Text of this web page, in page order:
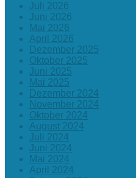
Juli 2026
Juni 2026
Mai 2026
April 2026
Dezember 2025
Oktober 2025
Juni 2025
Mai 2025
Dezember 2024
November 2024
Oktober 2024
August 2024
Juli 2024
Juni 2024
Mai 2024
April 2024